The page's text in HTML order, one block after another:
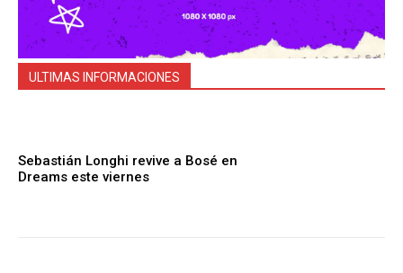
ULTIMAS INFORMACIONES
Sebastián Longhi revive a Bosé en
Dreams este viernes